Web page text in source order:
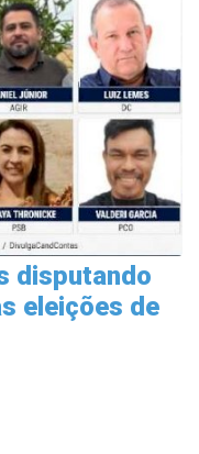
disputando
eleições de